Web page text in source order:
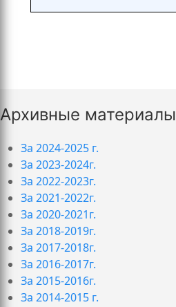
Архивные материалы
За 2024-2025 г.
За 2023-2024г.
За 2022-2023г.
За 2021-2022г.
За 2020-2021г.
За 2018-2019г.
За 2017-2018г.
За 2016-2017г.
За 2015-2016г.
За 2014-2015 г.